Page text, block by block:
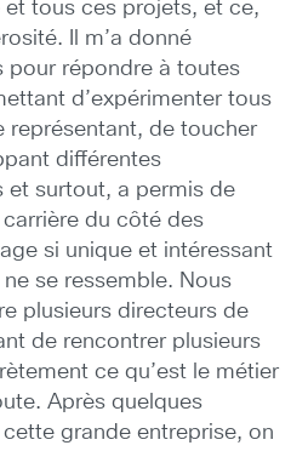
tous ces projets, et ce,
Il m’a donné
pour répondre à toutes
d’expérimenter tous
représentant, de toucher
différentes
et surtout, a permis de
du côté des
si unique et intéressant
ne se ressemble. Nous
plusieurs directeurs de
de rencontrer plusieurs
ce qu’est le métier
Après quelques
grande entreprise, on